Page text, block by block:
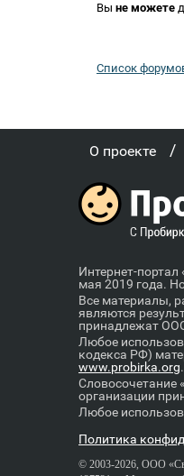
Вы не можете
Список
О проекте /
Интернет-
мая 2019 года.
Все материалы,
являются
принадлежат
Любое
кодекса РФ)
www.probirka.org.
Словосочетание
организации
Любое
Политика
© 2003-2026, ООО